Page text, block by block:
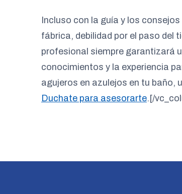
Incluso con la guía y los
fábrica, debilidad por el paso del
profesional siempre garantizará
conocimientos y la experiencia
agujeros en azulejos en tu baño,
Duchate para asesorarte.[/